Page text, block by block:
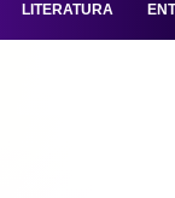
LITERATURA